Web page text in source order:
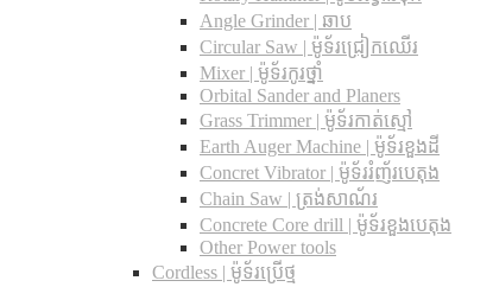
Angle Grinder | ឆាប
Circular Saw​ | ម៉ូទ័រជ្រៀកឈើរ
Mixer | ម៉ូទ័រកូរថ្នាំ
Orbital Sander and Planers
Grass Trimmer | ម៉ូទ័រកាត់ស្មៅ
Earth Auger Machine | ម៉ូទ័រខួងដី
Concret Vibrator | ម៉ូទ័ររំញ័របេតុង
Chain Saw | ត្រង់សាណ័រ
Concrete Core drill | ម៉ូទ័រខួងបេតុង
Other Power tools
Cordless​ | ម៉ូទ័រប្រើថ្ម